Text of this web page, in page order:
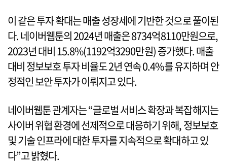
이 같은 투자 확대는 매출 성장세에 기반한 것으로 풀이된
다. 네이버웹툰의 2024년 매출은 8734억8110만원으로,
2023년 대비 15.8%(1192억3290만원) 증가했다. 매출
대비 정보보호 투자 비율도 2년 연속 0.4%를 유지하며 안
정적인 보안 투자가 이뤄지고 있다.
네이버웹툰 관계자는 “글로벌 서비스 확장과 복잡해지는
사이버 위협 환경에 선제적으로 대응하기 위해, 정보보호
및 기술 인프라에 대한 투자를 지속적으로 확대하고 있
다”고 밝혔다.